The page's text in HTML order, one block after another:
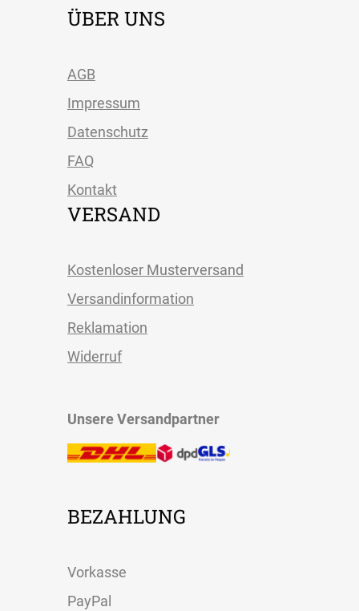
ÜBER UNS
AGB
Impressum
Datenschutz
FAQ
Kontakt
VERSAND
Kostenloser Musterversand
Versandinformation
Reklamation
Widerruf
Unsere Versandpartner
BEZAHLUNG
Vorkasse
PayPal